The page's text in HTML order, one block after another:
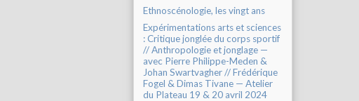
Ethnoscénologie, les vingt ans
Expérimentations arts et sciences
: Critique jonglée du corps sportif
// Anthropologie et jonglage —
avec Pierre Philippe-Meden &
Johan Swartvagher // Frédérique
Fogel & Dimas Tivane — Atelier
du Plateau 19 & 20 avril 2024